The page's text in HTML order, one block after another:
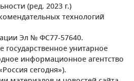
(ред. 2023 г.)
технологий
Эл № ФС77-57640.
государственное унитарное
информационное агентство
сегодня»).